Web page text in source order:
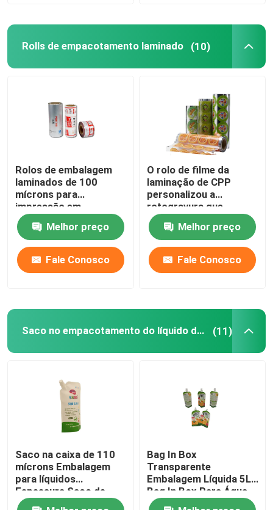
Rolls de empacotamento laminado (10)
Rolos de embalagem
laminados de 100
mícrons para
impressão em
rotogravura Rolo de
filme laminado
Melhor preço
Fale Conosco
O rolo de filme da
laminação de CPP
personalizou a
rotogravura que
imprime o rolo de
estratificação da folha
Melhor preço
Fale Conosco
Saco no empacotamento do líquido da caixa (11)
Saco na caixa de 110
mícrons Embalagem
para líquidos
Espessura Saco de
plástico personalizável
Bag In Box
Transparente
Embalagem Líquida 5L
Bag In Box Para Água
Óleo